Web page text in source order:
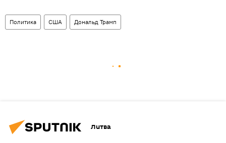
Политика США Дональд Трамп
Литва